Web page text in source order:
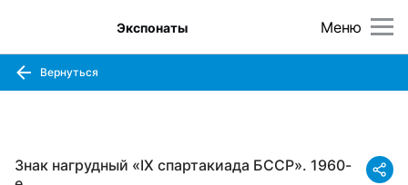
Меню
Экспонаты
Вернуться
Знак нагрудный «IX спартакиада БССР». 1960-